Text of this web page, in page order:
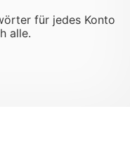
für jedes Konto
alle.